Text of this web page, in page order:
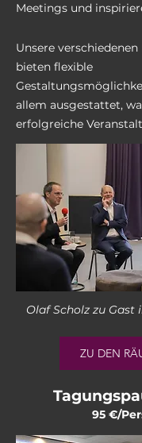
Meetings und
Unsere
bieten flexible
allem ausgestattet,
erfolgreiche
Olaf Scholz zu Gast
ZU DEN
95 €/